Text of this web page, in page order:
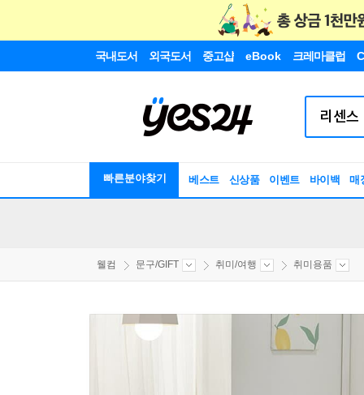
국내도서 외국도서 중고샵 eBook 크레마클럽
빠른분야찾기 베스트 신상품 이벤트 바이백 매
웰컴 문구/GIFT 취미/여행 취미용품